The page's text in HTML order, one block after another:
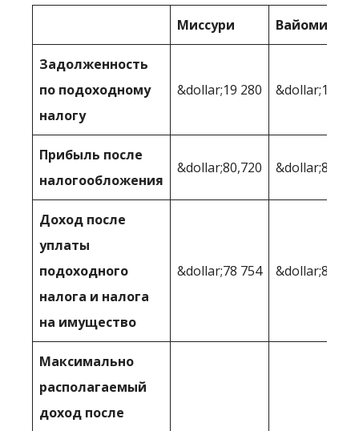
Миссури Вайоминг
Задолженность
по подоходному
налогу
&dollar;19 280 &dollar;14
Прибыль после
налогообложения
&dollar;80,720
Доход после
уплаты
подоходного
налога и налога
на имущество
&dollar;78 754
Максимально
располагаемый
доход после